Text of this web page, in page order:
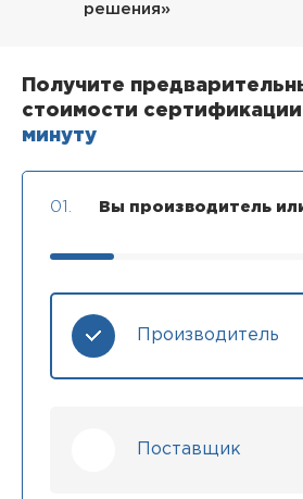
решения»
Получите
стоимости
минуту
01. Вы производитель
Производитель
Поставщик